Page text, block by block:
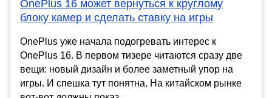
OnePlus 16 может вернуться к круглому
блоку камер и сделать ставку на игры
OnePlus уже начала подогревать интерес к
OnePlus 16. В первом тизере читаются сразу две
вещи: новый дизайн и более заметный упор на
игры. И спешка тут понятна. На китайском рынке